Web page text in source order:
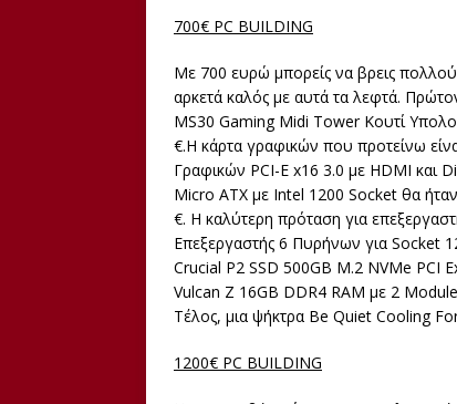
700€ PC BUILDING
Με 700 ευρώ μπορείς να βρεις
αρκετά καλός με αυτά τα λεφτά.
MS30 Gaming Midi Tower Κουτί
€.Η κάρτα γραφικών που προτείνω
Γραφικών PCI-E x16 3.0 με HDMI και
Micro ATX με Intel 1200 Socket θα
€. Η καλύτερη πρόταση για
Επεξεργαστής 6 Πυρήνων για Socket
Crucial P2 SSD 500GB M.2 NVMe PCI
Vulcan Z 16GB DDR4 RAM με 2
Τέλος, μια ψήκτρα Be Quiet Cooling
1200€ PC BUILDING